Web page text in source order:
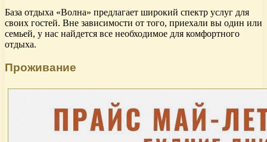
База отдыха «Волна» предлагает широкий спектр услуг для
своих гостей. Вне зависимости от того, приехали вы один или
семьей, у нас найдется все необходимое для комфортного
отдыха.
Проживание